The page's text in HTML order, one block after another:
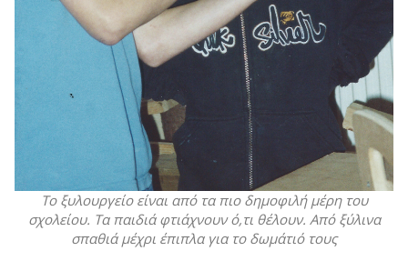
Το ξυλουργείο είναι από τα πιο δημοφιλή μέρη του
σχολείου. Τα παιδιά φτιάχνουν ό,τι θέλουν. Από ξύλινα
σπαθιά μέχρι έπιπλα για το δωμάτιό τους